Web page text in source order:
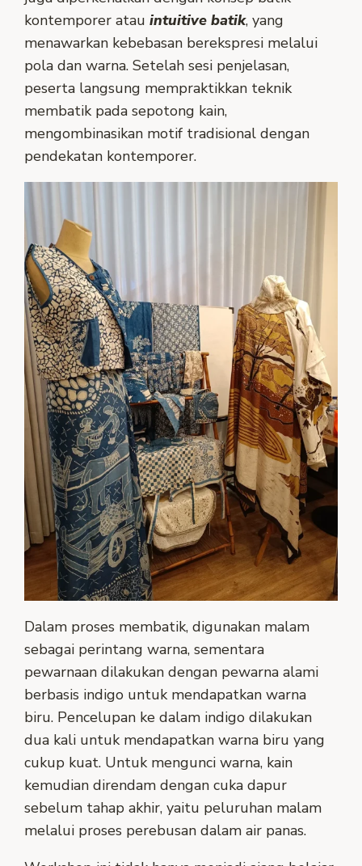
kontemporer atau intuitive batik, yang
menawarkan kebebasan berekspresi melalui
pola dan warna. Setelah sesi penjelasan,
peserta langsung mempraktikkan teknik
membatik pada sepotong kain,
mengombinasikan motif tradisional dengan
pendekatan kontemporer.
Dalam proses membatik, digunakan malam
sebagai perintang warna, sementara
pewarnaan dilakukan dengan pewarna alami
berbasis indigo untuk mendapatkan warna
biru. Pencelupan ke dalam indigo dilakukan
dua kali untuk mendapatkan warna biru yang
cukup kuat. Untuk mengunci warna, kain
kemudian direndam dengan cuka dapur
sebelum tahap akhir, yaitu peluruhan malam
melalui proses perebusan dalam air panas.